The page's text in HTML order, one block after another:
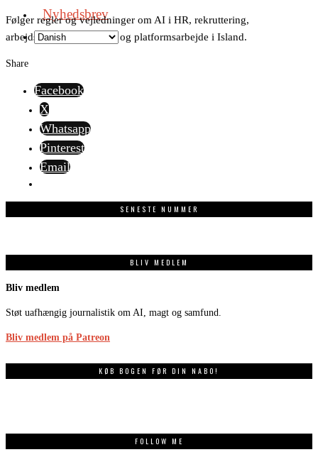
Nyhedsbrev
Følger regler og vejledninger om AI i HR, rekruttering,
arbejdspladsovervågning og platformsarbejde i Island.
Share
Facebook
X
Whatsapp
Pinterest
Email
SENESTE NUMMER
BLIV MEDLEM
Bliv medlem
Støt uafhængig journalistik om AI, magt og samfund.
Bliv medlem på Patreon
KØB BOGEN FØR DIN NABO!
FOLLOW ME